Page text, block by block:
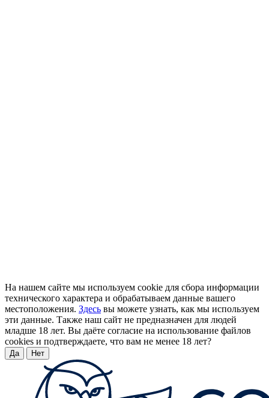
На нашем сайте мы используем cookie для сбора информации
технического характера и обрабатываем данные вашего
местоположения. Здесь вы можете узнать, как мы используем
эти данные. Также наш сайт не предназначен для людей
младше 18 лет. Вы даёте согласие на использование файлов
cookies и подтверждаете, что вам не менее 18 лет?
Да Нет